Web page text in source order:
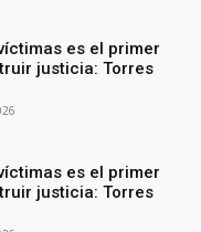
es el primer
justicia: Torres
es el primer
justicia: Torres